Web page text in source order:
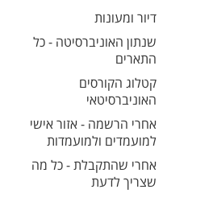
דיור ומעונות
שנתון האוניברסיטה - כל
התארים
קטלוג הקורסים
האוניברסיטאי
אחרי הרשמה - אזור אישי
למועמדים ולמועמדות
אחרי שהתקבלת - כל מה
שצריך לדעת